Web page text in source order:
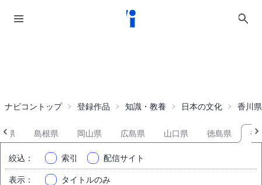
ナビコントップ 登録作品 知識・教養 日本の文化 香川県
県 島根県 岡山県 広島県 山口県 徳島県 香
絞込 ： 索引 配信サイト
表示 ： タイトルのみ